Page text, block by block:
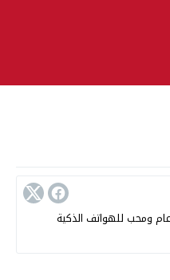
ومحب للهواتف الذكية